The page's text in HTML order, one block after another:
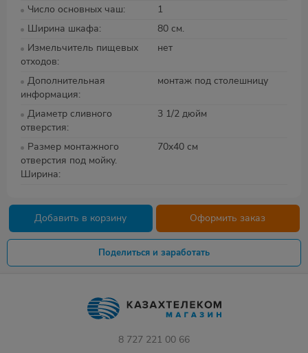
Число основных чаш
1
Ширина шкафа
80 см.
Измельчитель пищевых
отходов
нет
Дополнительная
информация
монтаж под столешницу
Диаметр сливного
отверстия
3 1/2 дюйм
Размер монтажного
отверстия под мойку.
Ширина
70x40 см
Добавить в корзину Оформить заказ
Поделиться и заработать
8 727 221 00 66